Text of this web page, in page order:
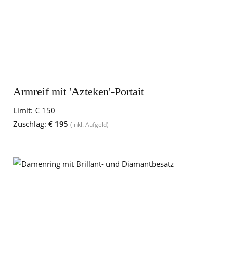
Armreif mit 'Azteken'-Portait
Limit: € 150
Zuschlag: € 195 (inkl. Aufgeld)